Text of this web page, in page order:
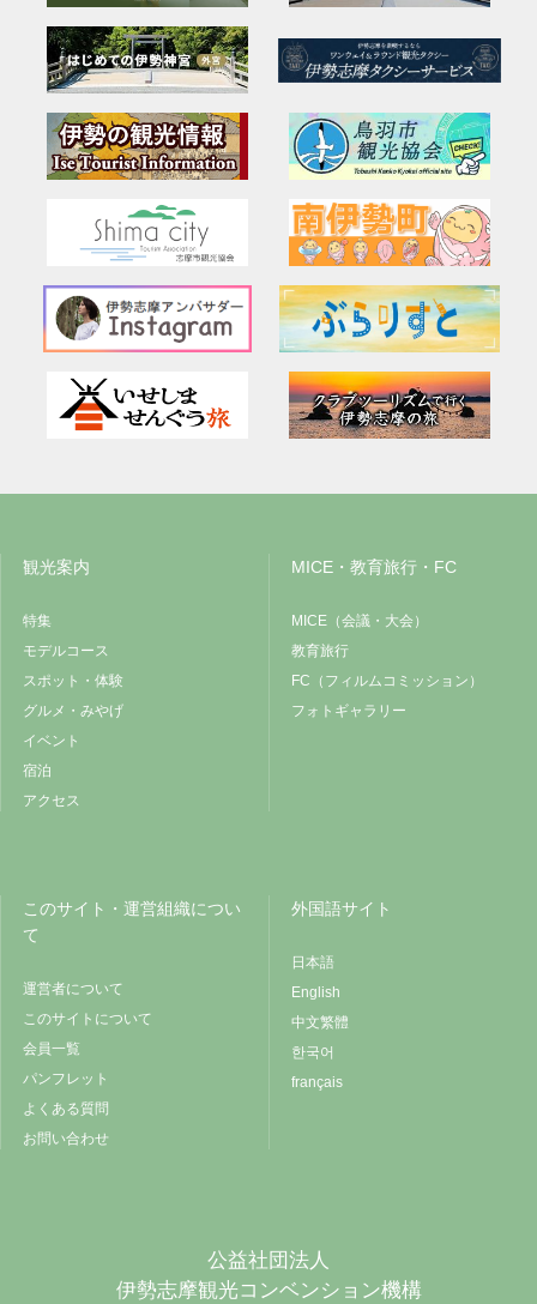
観光案内
特集
モデルコース
スポット・体験
グルメ・みやげ
イベント
宿泊
アクセス
MICE・教育旅行・FC
MICE（会議・大会）
教育旅行
FC（フィルムコミッション）
フォトギャラリー
このサイト・運営組織につい
て
運営者について
このサイトについて
会員一覧
パンフレット
よくある質問
お問い合わせ
外国語サイト
日本語
English
中文繁體
한국어
français
公益社団法人
伊勢志摩観光コンベンション機構